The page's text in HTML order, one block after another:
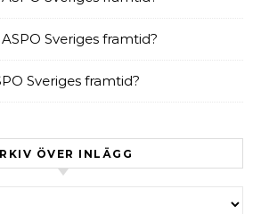
ASPO Sveriges framtid?
Sveriges framtid?
ÖVER INLÄGG